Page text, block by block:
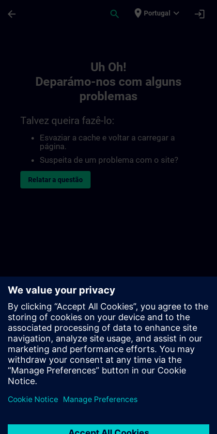
arrow_back search place Portugal expand_more login
Uh Oh!
Deparámo-nos com alguns
problemas
Talvez queira fazê-lo:
Esvaziar a cache e voltar a carregar a
página.
Suspeita de um problema com o site?
Relatar a questão